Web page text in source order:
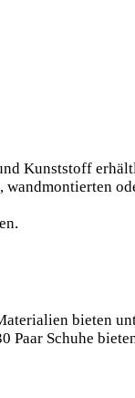
Kunststoff
bieten
Paar Schuhe